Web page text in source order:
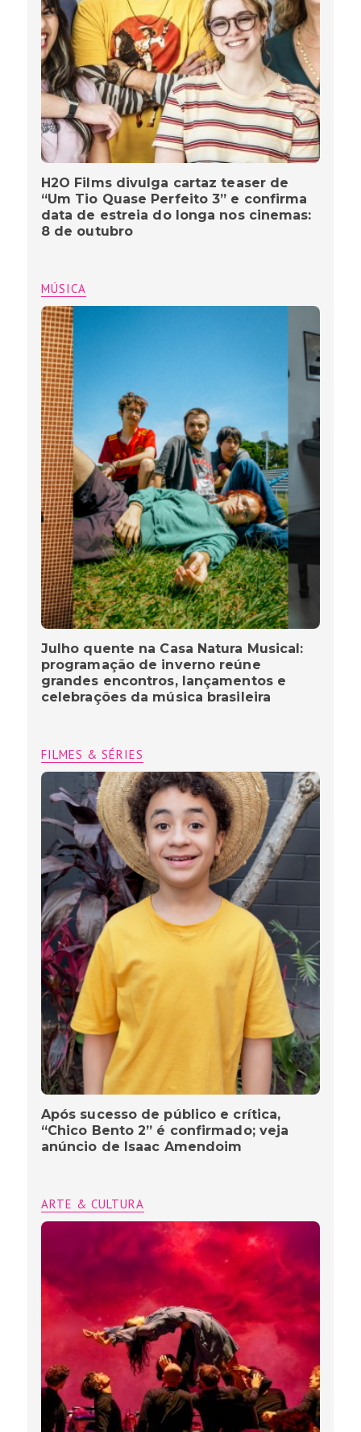
H2O Films divulga cartaz teaser de
“Um Tio Quase Perfeito 3” e confirma
data de estreia do longa nos cinemas:
8 de outubro
MÚSICA
Julho quente na Casa Natura Musical:
programação de inverno reúne
grandes encontros, lançamentos e
celebrações da música brasileira
FILMES & SÉRIES
Após sucesso de público e crítica,
“Chico Bento 2” é confirmado; veja
anúncio de Isaac Amendoim
ARTE & CULTURA